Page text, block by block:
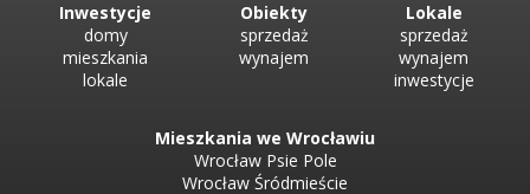
Inwestycje
domy
mieszkania
lokale
Obiekty
sprzedaż
wynajem
Lokale
sprzedaż
wynajem
inwestycje
Mieszkania we Wrocławiu
Wrocław Psie Pole
Wrocław Śródmieście